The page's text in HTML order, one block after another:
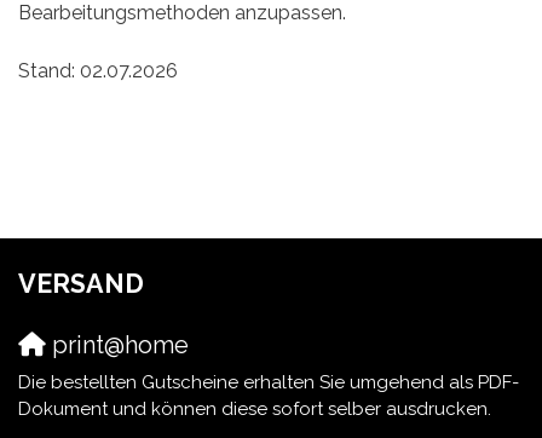
Bearbeitungsmethoden anzupassen.
Stand: 02.07.2026
VERSAND
print@home
Die bestellten Gutscheine erhalten Sie umgehend als PDF-
Dokument und können diese sofort selber ausdrucken.